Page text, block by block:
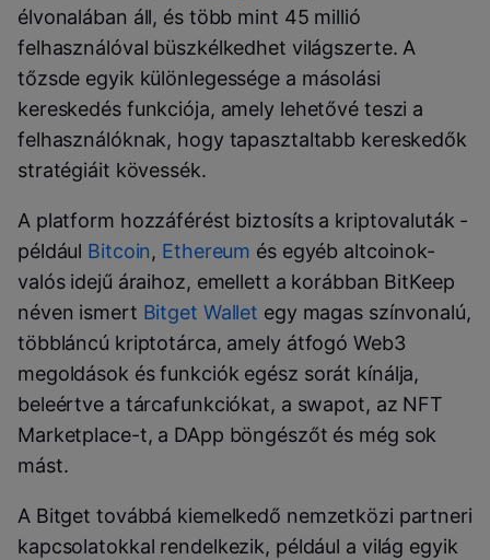
élvonalában áll, és több mint 45 millió
felhasználóval büszkélkedhet világszerte. A
tőzsde egyik különlegessége a másolási
kereskedés funkciója, amely lehetővé teszi a
felhasználóknak, hogy tapasztaltabb kereskedők
stratégiáit kövessék.
A platform hozzáférést biztosíts a kriptovaluták -
például Bitcoin, Ethereum és egyéb altcoinok-
valós idejű áraihoz, emellett a korábban BitKeep
néven ismert Bitget Wallet egy magas színvonalú,
többláncú kriptotárca, amely átfogó Web3
megoldások és funkciók egész sorát kínálja,
beleértve a tárcafunkciókat, a swapot, az NFT
Marketplace-t, a DApp böngészőt és még sok
mást.
A Bitget továbbá kiemelkedő nemzetközi partneri
kapcsolatokkal rendelkezik, például a világ egyik